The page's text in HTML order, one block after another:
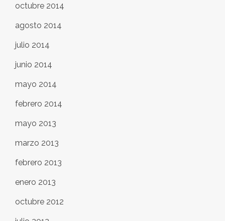
octubre 2014
agosto 2014
julio 2014
junio 2014
mayo 2014
febrero 2014
mayo 2013
marzo 2013
febrero 2013
enero 2013
octubre 2012